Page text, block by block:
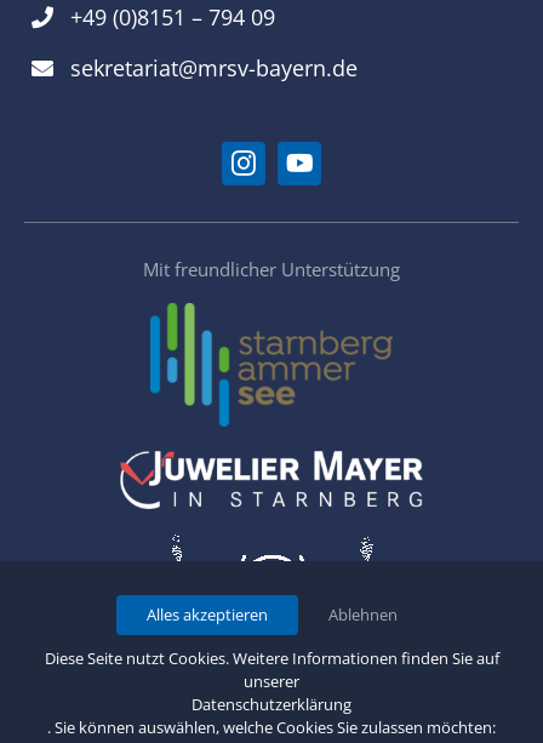
+49 (0)8151 – 794 09
sekretariat@mrsv-bayern.de
Mit freundlicher Unterstützung
Copyright 2026 Münchener Ruder- und Segelverein "Bayern" e.V. •
Diese Seite nutzt Cookies. Weitere Informationen finden Sie auf
unserer
Datenschutzerklärung
. Sie können auswählen, welche Cookies Sie zulassen möchten:
Alles akzeptieren Ablehnen